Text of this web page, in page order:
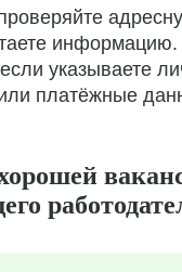
указываете
платёжные